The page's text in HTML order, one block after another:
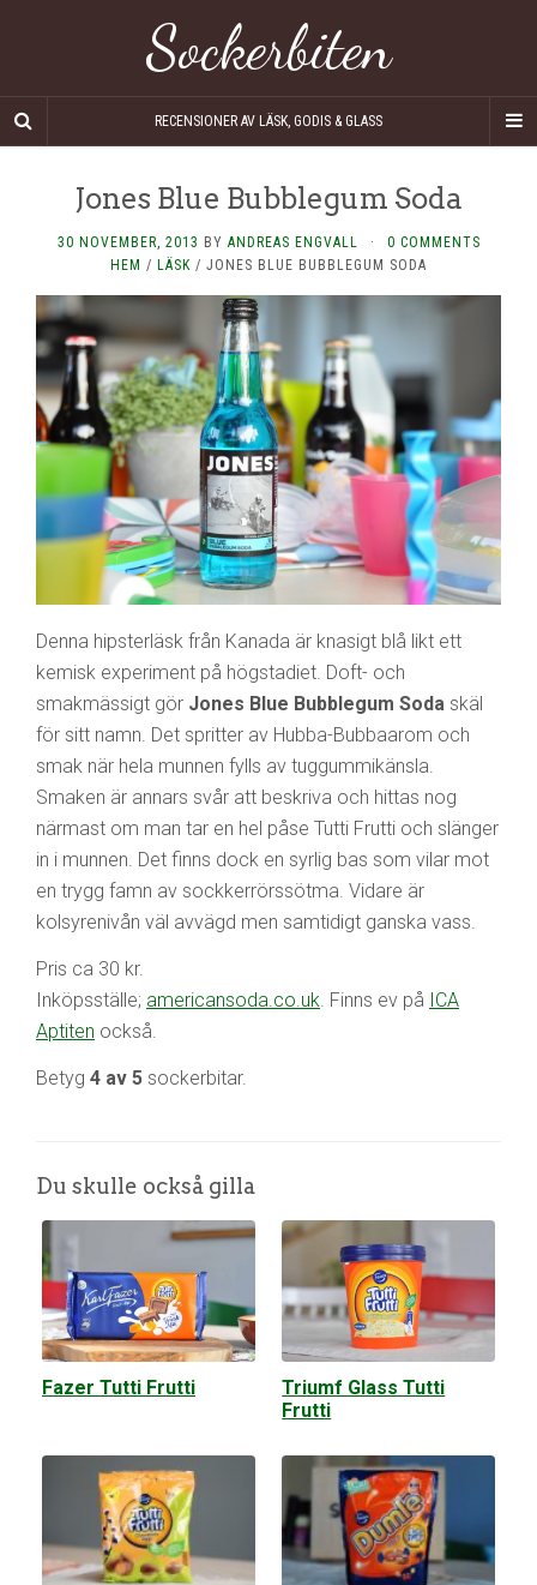
Sockerbiten
RECENSIONER AV LÄSK, GODIS & GLASS
Jones Blue Bubblegum Soda
30 NOVEMBER, 2013 BY ANDREAS ENGVALL ·
0 COMMENTS
HEM / LÄSK / JONES BLUE BUBBLEGUM SODA
Denna hipsterläsk från Kanada är knasigt blå likt ett
kemisk experiment på högstadiet. Doft- och
smakmässigt gör Jones Blue Bubblegum Soda skäl
för sitt namn. Det spritter av Hubba-Bubbaarom och
smak när hela munnen fylls av tuggummikänsla.
Smaken är annars svår att beskriva och hittas nog
närmast om man tar en hel påse Tutti Frutti och slänger
in i munnen. Det finns dock en syrlig bas som vilar mot
en trygg famn av sockkerrörssötma. Vidare är
kolsyrenivån väl avvägd men samtidigt ganska vass.
Pris ca 30 kr.
Inköpsställe; americansoda.co.uk . Finns ev på ICA
Aptiten också.
Betyg 4 av 5 sockerbitar.
Du skulle också gilla
Fazer Tutti Frutti
Triumf Glass Tutti
Frutti